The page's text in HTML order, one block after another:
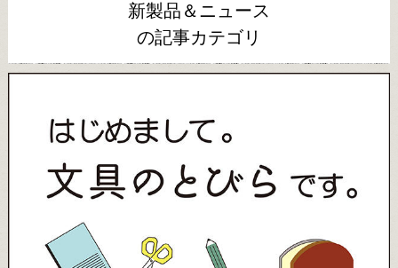
新製品＆ニュース
の記事カテゴリ